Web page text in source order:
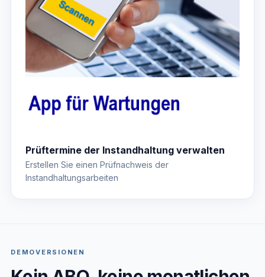
Prüftermine der Instandhaltung verwalten
Erstellen Sie einen Prüfnachweis der
Instandhaltungsarbeiten
DEMOVERSIONEN